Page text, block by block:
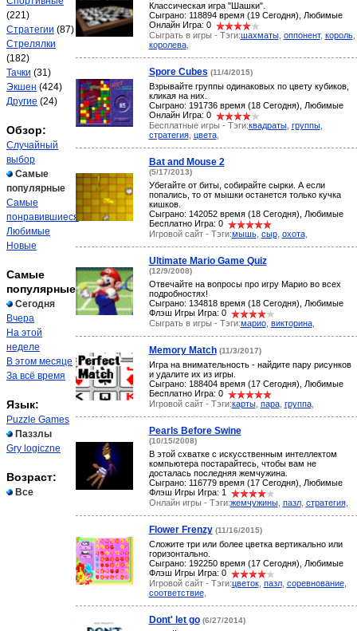
(221)
Стратегии (87)
Стрелялки
(182)
Тачки (31)
Экшен (424)
Другие (24)
Обзор:
Случайный
выбор
Самые
популярные
Самые
понравившиеся
Любимые
Новые
Самые
популярные
Сегодня
Вчера
На этой
неделе
В этом месяце
За всё время
Язык:
Puzzle Games
Паззлы
Gry logiczne
Возраст:
Все
Классическая игра "Шашки".
Сыграно: 118894 время (19 Сегодня), Любимые
Онлайн Игра: 0
Сыграть в игры - Тэги:шахматы, оппонент, король,
королева,
Spore Cubes (11/4/2015)
Взрывайте группы одинаковых по цвету кубиков,
кликая на них.
Сыграно: 191736 время (18 Сегодня), Любимые
Онлайн Игра: 0
Бесплатные игры - Тэги:квадраты, группы,
стратегия, цвета,
Bat and Mouse 2
(5/17/2013)
Убегайте от биты, собирайте сырки. А если
попались, то от мышки останется только кучка
кишков.
Сыграно: 142052 время (18 Сегодня), Любимые
Бесплатно Игра: 0
Игровой сайт - Тэги:мышь, сыр, охота,
Ultimate Mario Game Quiz
(12/9/2008)
Отвечайте на вопросы про игру Марио во всех
подробностях!
Сыграно: 134818 время (18 Сегодня), Любимые
Флэш Игры Игра: 0
Сыграть в игры - Тэги:марио, викторина,
Memory Match (11/3/2017)
Игра на внимательность - найдите пару рисунков
и удалите их из игры.
Сыграно: 188404 время (17 Сегодня), Любимые
Бесплатно Игра: 0
Игровой сайт - Тэги:карты, пара, группа,
Pearls Before Swine
(10/15/2008)
В этой схватке с искусственным интеллектом
компьютера постарайтесь, чтобы вам не
досталась последняя жемчужина.
Сыграно: 116779 время (17 Сегодня), Любимые
Флэш Игры Игра: 1
Онлайн игры - Тэги:жемчужины, пазл, стратегия,
Flower Frenzy (11/16/2015)
Сложите три или более цветка вертикально или
горизонтально.
Сыграно: 192250 время (17 Сегодня), Любимые
Флэш Игры Игра: 0
Игровой сайт - Тэги:цветок, пазл, соревнование,
соответствие,
Dont' let go (6/27/2014)